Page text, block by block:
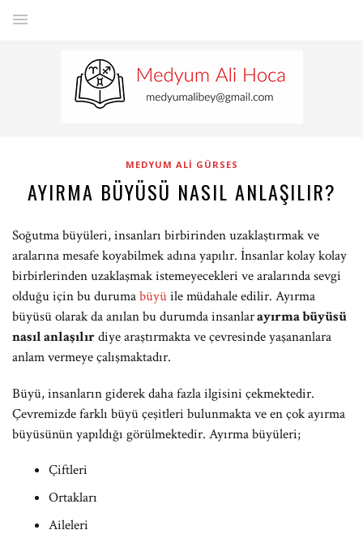
MEDYUM ALI GÜRSES
AYIRMA BÜYÜSÜ NASIL ANLAŞILIR?
Soğutma büyüleri, insanları birbirinden uzaklaştırmak ve
aralarına mesafe koyabilmek adına yapılır. İnsanlar kolay kolay
birbirlerinden uzaklaşmak istemeyecekleri ve aralarında sevgi
olduğu için bu durumabüyüile müdahale edilir. Ayırma
büyüsü olarak da anılan bu durumda insanlarayırma büyüsü
nasıl anlaşılırdiye araştırmakta ve çevresinde yaşananlara
anlam vermeye çalışmaktadır.
Büyü, insanların giderek daha fazla ilgisini çekmektedir.
Çevremizde farklı büyü çeşitleri bulunmakta ve en çok ayırma
büyüsünün yapıldığı görülmektedir. Ayırma büyüleri;
Çiftleri
Ortakları
Aileleri